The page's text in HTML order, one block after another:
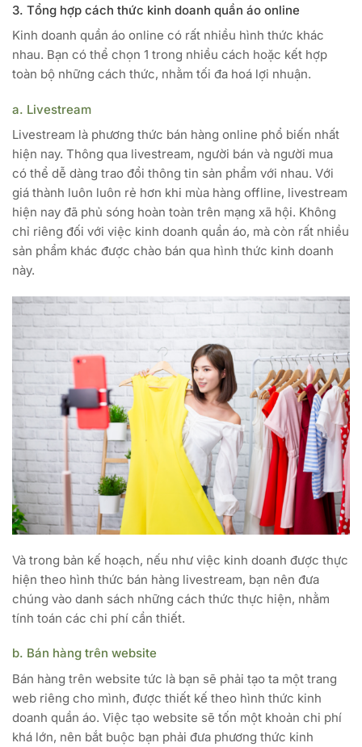
3. Tổng hợp cách thức kinh doanh quần áo online
Kinh doanh quần áo online có rất nhiều hình thức khác
nhau. Bạn có thể chọn 1 trong nhiều cách hoặc kết hợp
toàn bộ những cách thức, nhằm tối đa hoá lợi nhuận.
a. Livestream
Livestream là phương thức bán hàng online phổ biến nhất
hiện nay. Thông qua livestream, người bán và người mua
có thể dễ dàng trao đổi thông tin sản phẩm với nhau. Với
giá thành luôn luôn rẻ hơn khi mùa hàng offline, livestream
hiện nay đã phủ sóng hoàn toàn trên mạng xã hội. Không
chỉ riêng đối với việc kinh doanh quần áo, mà còn rất nhiều
sản phẩm khác được chào bán qua hình thức kinh doanh
này.
Và trong bản kế hoạch, nếu như việc kinh doanh được thực
hiện theo hình thức bán hàng livestream, bạn nên đưa
chúng vào danh sách những cách thức thực hiện, nhằm
tính toán các chi phí cần thiết.
b. Bán hàng trên website
Bán hàng trên website tức là bạn sẽ phải tạo ta một trang
web riêng cho mình, được thiết kế theo hình thức kinh
doanh quần áo. Việc tạo website sẽ tốn một khoản chi phí
khá lớn, nên bắt buộc bạn phải đưa phương thức kinh